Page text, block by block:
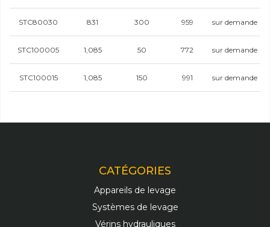
STC80030 831 300 959 sur demande
STC100005 1,085 50 772 sur demande
STC100015 1,085 150 991 sur demande
CATÉGORIES
Appareils de levage
Systèmes de levage
Vérins hydrauliques